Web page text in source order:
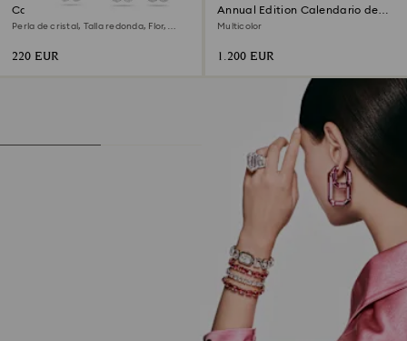
Conjunto Ariana Grande x
Swarovski
Perla de cristal, Talla redonda, Flor,
220 EUR
Annual Edition Calendario de
Adviento 2026
Multicolor
1.200 EUR